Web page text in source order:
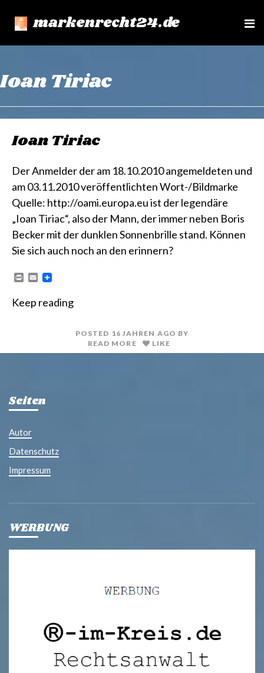
markenrecht24.de
e
Ioan Tiriac
Ioan Tiriac
Der Anmelder der am 18.10.2010 angemeldeten und
am 03.11.2010 veröffentlichten Wort-/Bildmarke
Quelle: http://oami.europa.eu ist der legendäre
„Ioan Tiriac“, also der Mann, der immer neben Boris
Becker mit der dunklen Sonnenbrille stand. Können
Sie sich auch noch an den erinnern?
n
E
i
Keep reading
POSTED 16 JAHREN AGO BY
READ MORE
LIKE
Seiten
Autor
Datenschutz
Impressum
WERBUNG